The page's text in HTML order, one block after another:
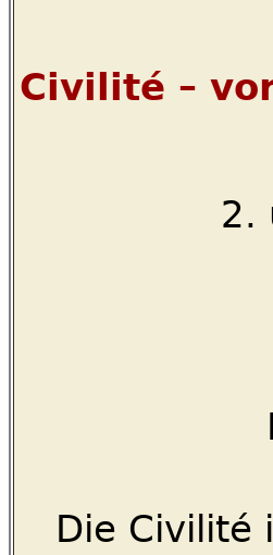
Civilité –
2.
Die Civilité